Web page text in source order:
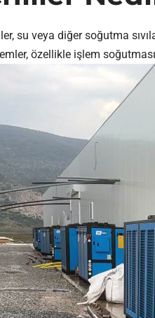
su veya diğer soğutma
özellikle işlem